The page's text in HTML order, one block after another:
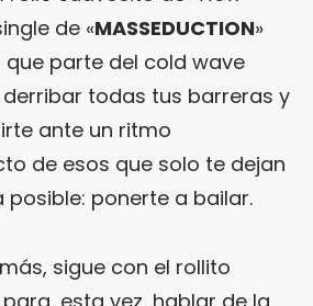
de «MASSEDUCTION»
parte del cold wave
todas tus barreras y
ante un ritmo
de esos que solo te dejan
posible: ponerte a bailar.
sigue con el rollito